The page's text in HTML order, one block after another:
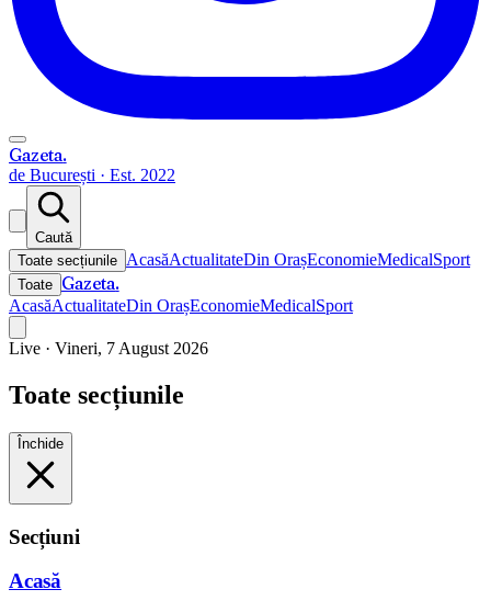
Gazeta.
de București · Est. 2022
Caută
Toate secțiunile AcasăActualitateDin OrașEconomieMedicalSport
Toate Gazeta.
AcasăActualitateDin OrașEconomieMedicalSport
Live · Vineri, 7 August 2026
Toate secțiunile
Închide
Secțiuni
Acasă